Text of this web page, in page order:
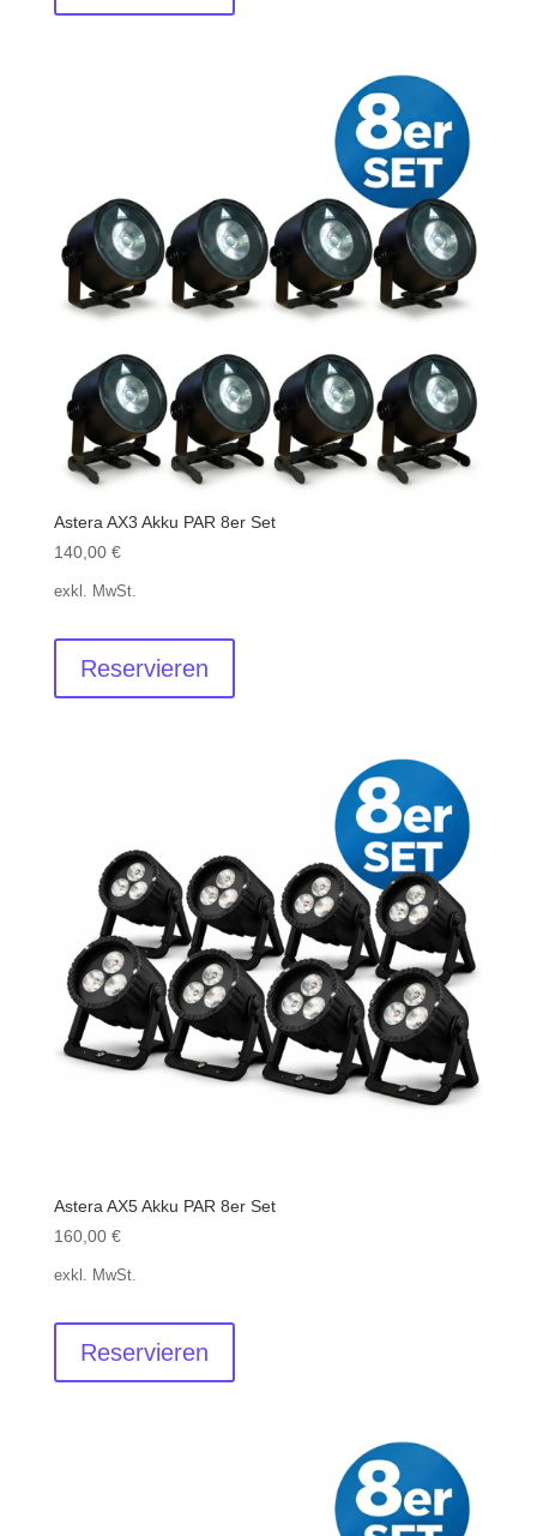
Astera AX3 Akku PAR 8er Set
140,00 €
exkl. MwSt.
Reservieren
Astera AX5 Akku PAR 8er Set
160,00 €
exkl. MwSt.
Reservieren